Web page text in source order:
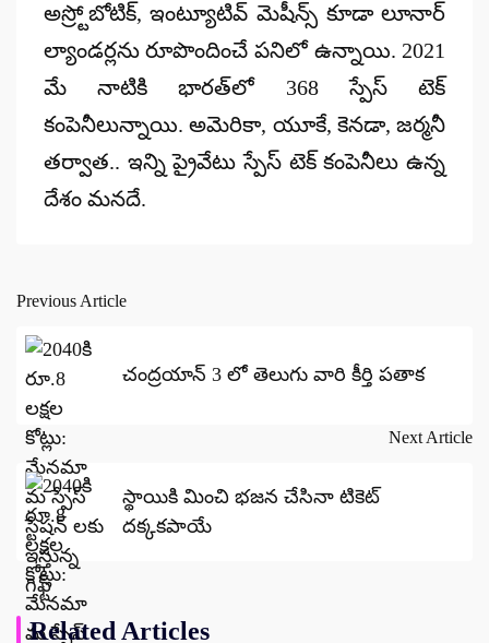
అస్ర్టోబోటిక్‌, ఇంట్యూటివ్‌ మెషీన్స్‌ కూడా లూనార్‌
ల్యాండర్లను రూపొందించే పనిలో ఉన్నాయి. 2021
మే నాటికి భారత్‌లో 368 స్పేస్‌ టెక్‌
కంపెనీలున్నాయి. అమెరికా, యూకే, కెనడా, జర్మనీ
తర్వాత.. ఇన్ని ప్రైవేటు స్పేస్‌ టెక్‌ కంపెనీలు ఉన్న
దేశం మనదే.
Post
navigation
Previous Article
చంద్రయాన్ 3 లో తెలుగు వారి కీర్తి పతాక
Next Article
స్థాయికి మించి భజన చేసినా టికెట్‌
దక్కకపాయే
Related Articles